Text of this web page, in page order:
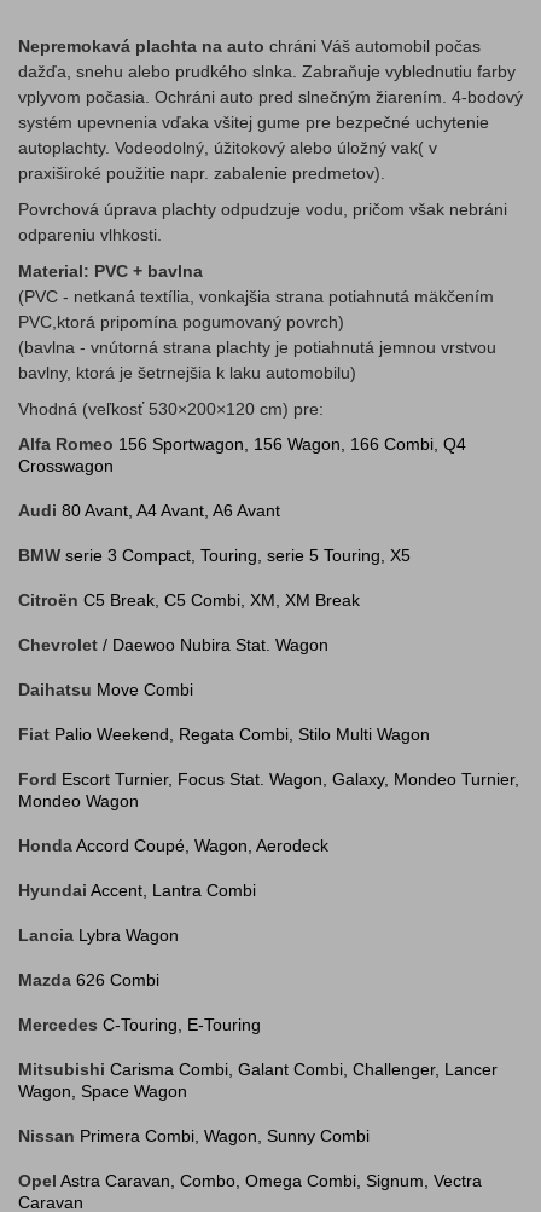
Nepremokavá plachta na auto chráni Váš automobil počas
dažďa, snehu alebo prudkého slnka. Zabraňuje vyblednutiu farby
vplyvom počasia. Ochráni auto pred slnečným žiarením. 4-bodový
systém upevnenia vďaka všitej gume pre bezpečné uchytenie
autoplachty. Vodeodolný, úžitokový alebo úložný vak( v
praxiširoké použitie napr. zabalenie predmetov).
Povrchová úprava plachty odpudzuje vodu, pričom však nebráni
odpareniu vlhkosti.
Material: PVC + bavlna
(PVC - netkaná textília, vonkajšia strana potiahnutá mäkčením
PVC,ktorá pripomína pogumovaný povrch)
(bavlna - vnútorná strana plachty je potiahnutá jemnou vrstvou
bavlny, ktorá je šetrnejšia k laku automobilu)
Vhodná (veľkosť 530×200×120 cm) pre:
Alfa Romeo 156 Sportwagon, 156 Wagon, 166 Combi, Q4
Crosswagon
Audi 80 Avant, A4 Avant, A6 Avant
BMW serie 3 Compact, Touring, serie 5 Touring, X5
Citroën C5 Break, C5 Combi, XM, XM Break
Chevrolet / Daewoo Nubira Stat. Wagon
Daihatsu Move Combi
Fiat Palio Weekend, Regata Combi, Stilo Multi Wagon
Ford Escort Turnier, Focus Stat. Wagon, Galaxy, Mondeo Turnier,
Mondeo Wagon
HondaAccord Coupé, Wagon, Aerodeck
Hyundai Accent, Lantra Combi
Lancia Lybra Wagon
Mazda 626 Combi
Mercedes C-Touring, E-Touring
Mitsubishi Carisma Combi, Galant Combi, Challenger, Lancer
Wagon, Space Wagon
Nissan Primera Combi, Wagon, Sunny Combi
Opel Astra Caravan, Combo, Omega Combi, Signum, Vectra
Caravan